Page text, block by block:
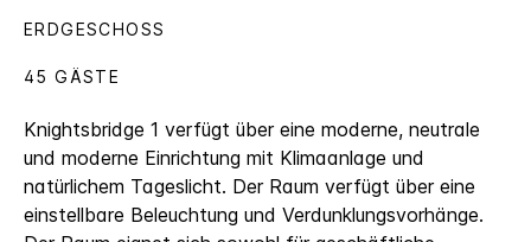
Knightsbridge 1 verfügt über eine moderne, neutrale
und moderne Einrichtung mit Klimaanlage und
natürlichem Tageslicht. Der Raum verfügt über eine
einstellbare Beleuchtung und Verdunklungsvorhänge.
ERDGESCHOSS
45 GÄSTE